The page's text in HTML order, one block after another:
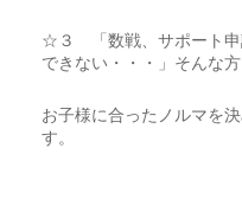
☆３ 「数戦、サポート申
できない・・・」そんな
お子様に合ったノルマを
す。